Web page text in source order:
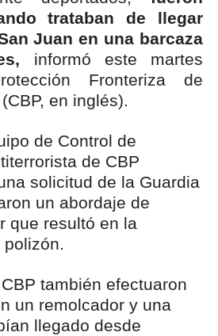
trataban de llegar
Juan en una barcaza
informó este martes
Fronteriza de
en inglés).
de Control de
de CBP
solicitud de la Guardia
un abordaje de
que resultó en la
también efectuaron
un remolcador y una
llegado desde